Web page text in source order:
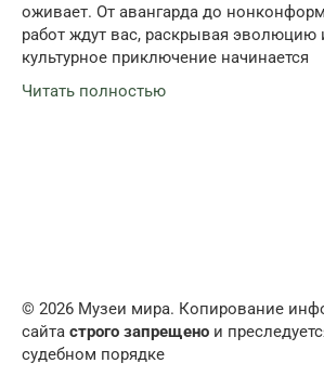
оживает. От авангарда до
работ ждут вас, раскрывая эволюцию
культурное приключение начинается
Читать полностью
© 2026 Музеи мира. Копирование
сайта строго запрещено и
судебном порядке